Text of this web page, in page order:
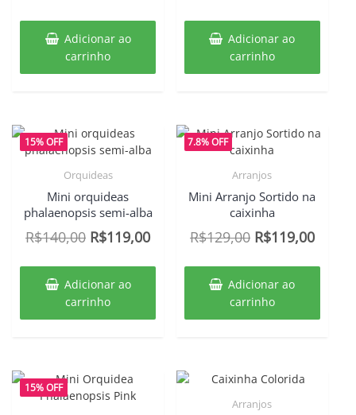
Adicionar ao
carrinho
Adicionar ao
carrinho
15% OFF
Orquideas
Mini orquideas
phalaenopsis semi-alba
R$140,00 O
original
era:
R$140,00.
R$119,00O
R$119,00.
Adicionar ao
carrinho
7.8% OFF
Arranjos
Mini Arranjo Sortido na
caixinha
R$129,00 O
original
era:
R$129,00.
R$119,00O
Adicionar ao
carrinho
15% OFF
Arranjos